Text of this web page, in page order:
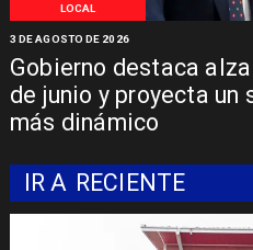
LOCAL
Gobierno destaca
de junio y proyecta un
más dinámico
3 DE AGOSTO DE 2026
IR A RECIENTE